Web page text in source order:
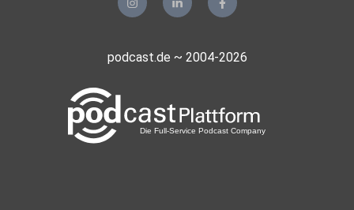
podcast.de ~ 2004-2026